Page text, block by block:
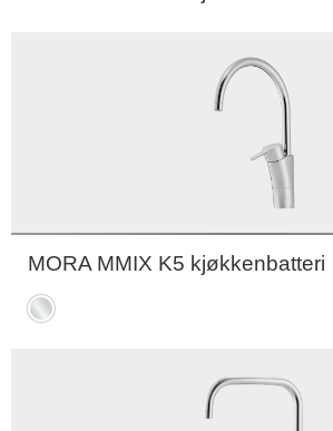
MORA MMIX K5 kjøkkenbatteri
Krom